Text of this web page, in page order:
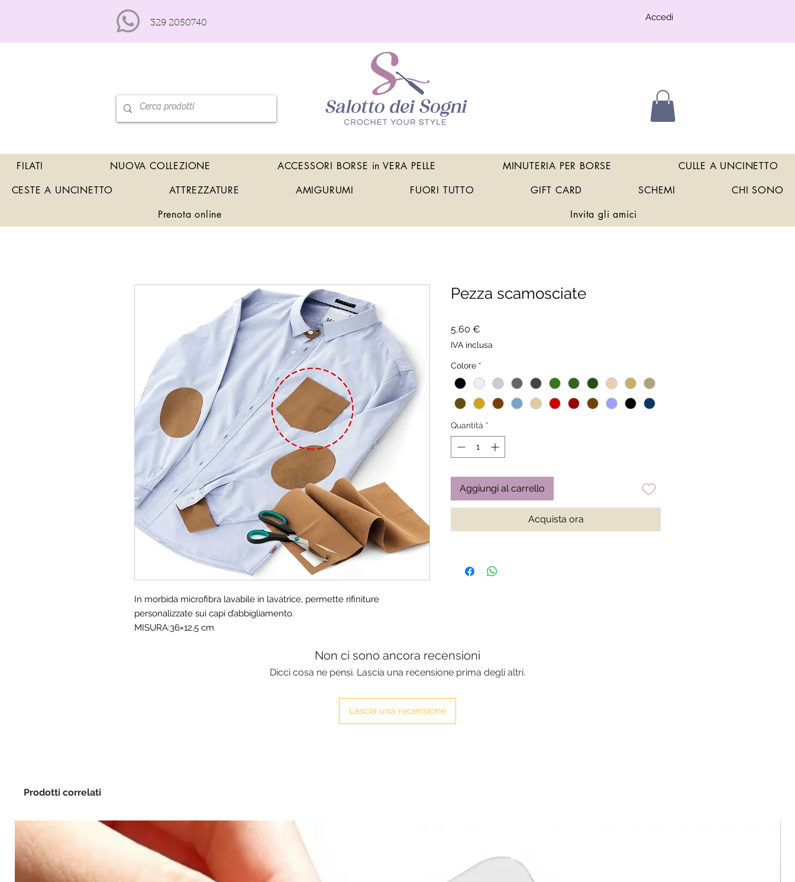
329 2050740
Accedi
In morbida microfibra lavabile in lavatrice, permette rifiniture
personalizzate sui capi d’abbigliamento.
MISURA:36×12,5 cm
Pezza scamosciate
5,60 €
IVA inclusa
Colore *
Quantità *
Aggiungi al carrello
Acquista ora
Non ci sono ancora recensioni
Dicci cosa ne pensi. Lascia una recensione prima degli altri.
Lascia una recensione
Prodotti correlati
FILATI NUOVA COLLEZIONE ACCESSORI BORSE in VERA PELLE MINUTERIA PER BORSE
CULLE A UNCINETTO
CESTE A UNCINETTO
ATTREZZATURE AMIGURUMI FUORI TUTTO GIFT CARD SCHEMI
CHI SONO
Prenota online
Invita gli amici